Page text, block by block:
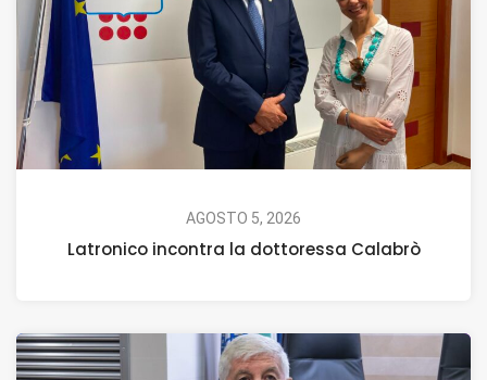
AGOSTO 5, 2026
Latronico incontra la dottoressa Calabrò